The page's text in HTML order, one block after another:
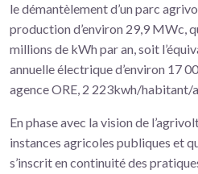
le démantèlement d’un parc
production d’environ 29,9 MWc,
millions de kWh par an, soit
annuelle électrique d’environ 17
agence ORE, 2 223kwh/habitant/
En phase avec la vision de
instances agricoles publiques et
s’inscrit en continuité des